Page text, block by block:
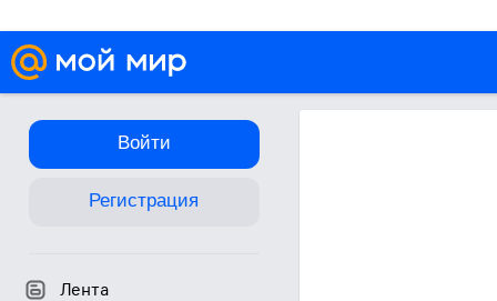
Войти
Регистрация
Лента